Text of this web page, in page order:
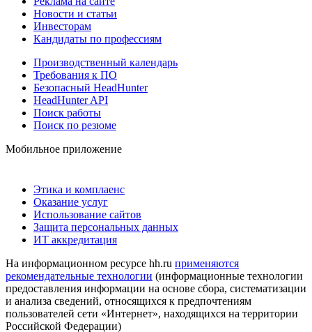
Новости и статьи
Инвесторам
Кандидаты по профессиям
Производственный календарь
Требования к ПО
Безопасный HeadHunter
HeadHunter API
Поиск работы
Поиск по резюме
Мобильное приложение
Этика и комплаенс
Оказание услуг
Использование сайтов
Защита персональных данных
ИТ аккредитация
На информационном ресурсе hh.ru применяются
рекомендательные технологии (информационные технологии
предоставления информации на основе сбора, систематизации
и анализа сведений, относящихся к предпочтениям
пользователей сети «Интернет», находящихся на территории
Российской Федерации)